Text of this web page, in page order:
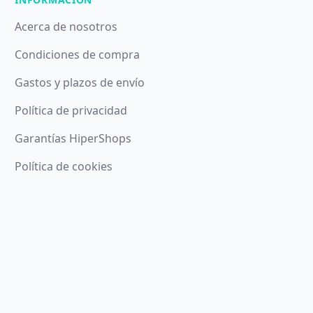
Acerca de nosotros
Condiciones de compra
Gastos y plazos de envío
Política de privacidad
Garantías HiperShops
Política de cookies